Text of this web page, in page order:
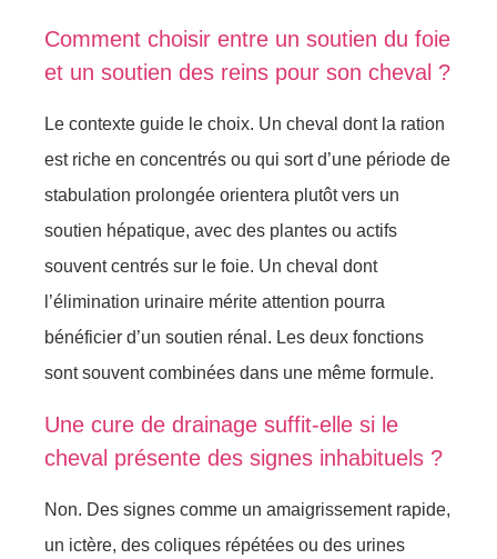
Comment choisir entre un soutien du foie
et un soutien des reins pour son cheval ?
Le contexte guide le choix. Un cheval dont la ration
est riche en concentrés ou qui sort d’une période de
stabulation prolongée orientera plutôt vers un
soutien hépatique, avec des plantes ou actifs
souvent centrés sur le foie. Un cheval dont
l’élimination urinaire mérite attention pourra
bénéficier d’un soutien rénal. Les deux fonctions
sont souvent combinées dans une même formule.
Une cure de drainage suffit-elle si le
cheval présente des signes inhabituels ?
Non. Des signes comme un amaigrissement rapide,
un ictère, des coliques répétées ou des urines